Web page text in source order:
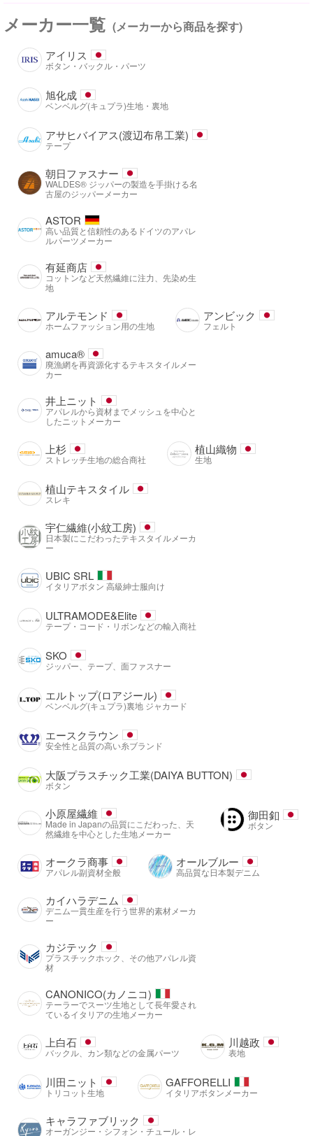
メーカー一覧 (メーカーから商品を探す)
アイリス
ボタン・バックル・パーツ
旭化成
ベンベルグ(キュプラ)生地・裏地
アサヒバイアス(渡辺布帛工業)
テープ
朝日ファスナー
WALDES® ジッパーの製造を手掛ける名
古屋のジッパーメーカー
ASTOR
高い品質と信頼性のあるドイツのアパレ
ルパーツメーカー
有延商店
コットンなど天然繊維に注力、先染め生
地
アルテモンド
ホームファッション用の生地
アンビック
フェルト
amuca®️
廃漁網を再資源化するテキスタイルメー
カー
井上ニット
アパレルから資材までメッシュを中心と
したニットメーカー
上杉
ストレッチ生地の総合商社
植山織物
生地
植山テキスタイル
スレキ
宇仁繊維(小紋工房)
日本製にこだわったテキスタイルメーカ
ー
UBIC SRL
イタリアボタン 高級紳士服向け
ULTRAMODE&Elite
テープ・コード・リボンなどの輸入商社
SKO
ジッパー、テープ、面ファスナー
エルトップ(ロアジール)
ベンベルグ(キュプラ)裏地 ジャカード
エースクラウン
安全性と品質の高い糸ブランド
大阪プラスチック工業(DAIYA BUTTON)
ボタン
小原屋繊維
Made in Japanの品質にこだわった、天
然繊維を中心とした生地メーカー
御田釦
ボタン
オークラ商事
アパレル副資材全般
オールブルー
高品質な日本製デニム
カイハラデニム
デニム一貫生産を行う世界的素材メーカ
ー
カジテック
プラスチックホック、その他アパレル資
材
CANONICO(カノニコ)
テーラーでスーツ生地として長年愛され
ているイタリアの生地メーカー
上白石
バックル、カン類などの金属パーツ
川越政
表地
川田ニット
トリコット生地
GAFFORELLI
イタリアボタンメーカー
キャラファブリック
オーガンジー・シフォン・チュール・レ